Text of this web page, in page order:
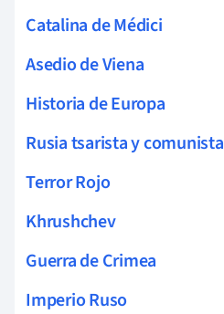
Catalina de Médici
Asedio de Viena
Historia de Europa
Rusia tsarista y comunista
Terror Rojo
Khrushchev
Guerra de Crimea
Imperio Ruso